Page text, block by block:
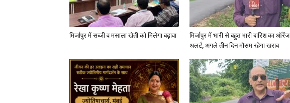
मिर्जापुर में सब्जी व मसाला खेती को मिलेगा बढ़ावा
मिर्जापुर में भारी से बहुत भारी बारिश का ऑरेंज
अलर्ट, अगले तीन दिन मौसम रहेगा खराब